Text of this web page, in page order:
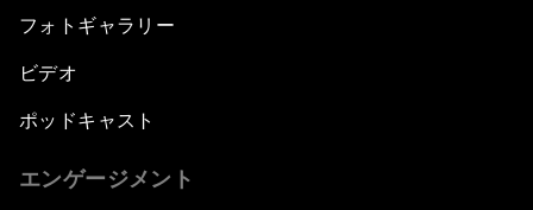
フォトギャラリー
ビデオ
ポッドキャスト
エンゲージメント